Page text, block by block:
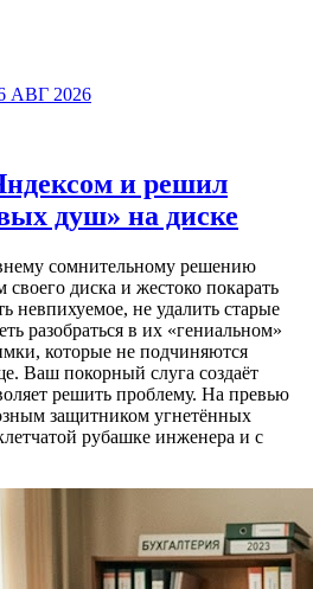
2026
и решил
душ» на диске
сомнительному решению
диска и жестоко покарать
невпихуемое, не удалить старые
разобраться в их «гениальном»
которые не подчиняются
Ваш покорный слуга создаёт
решить проблему. На превью
защитником угнетённых
рубашке инженера и с